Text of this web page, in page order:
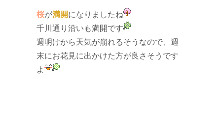
桜が満開になりましたね
千川通り沿いも満開です
週明けから天気が崩れるそうなので、週
末にお花見に出かけた方が良さそうです
よ